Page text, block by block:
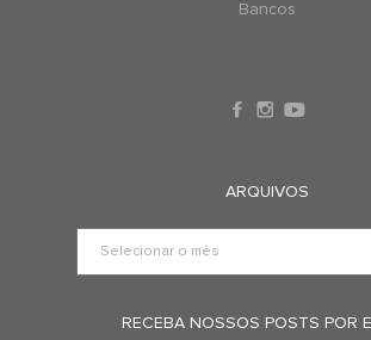
Bancos
ARQUIVOS
RECEBA NOSSOS POSTS POR